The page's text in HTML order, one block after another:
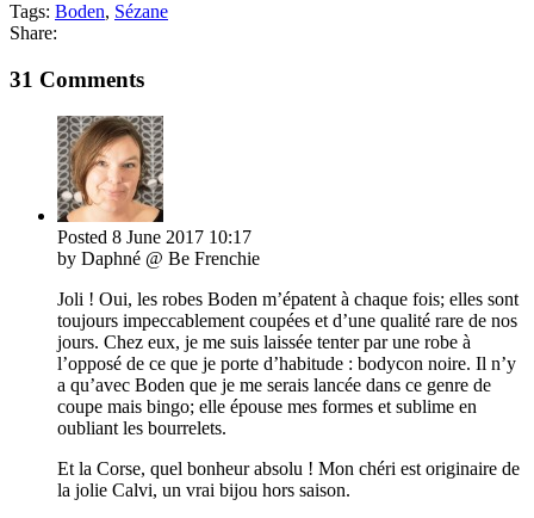
Tags: Boden, Sézane
Share:
31 Comments
Posted 8 June 2017 10:17
by Daphné @ Be Frenchie
Joli ! Oui, les robes Boden m’épatent à chaque fois; elles sont
toujours impeccablement coupées et d’une qualité rare de nos
jours. Chez eux, je me suis laissée tenter par une robe à
l’opposé de ce que je porte d’habitude : bodycon noire. Il n’y
a qu’avec Boden que je me serais lancée dans ce genre de
coupe mais bingo; elle épouse mes formes et sublime en
oubliant les bourrelets.
Et la Corse, quel bonheur absolu ! Mon chéri est originaire de
la jolie Calvi, un vrai bijou hors saison.